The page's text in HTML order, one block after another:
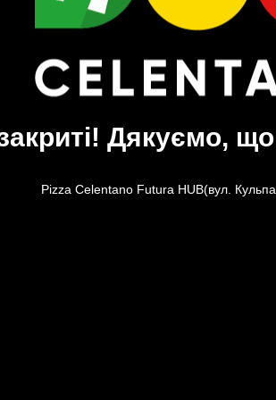
Дякуємо,
Pizza Celentano Futura HUB(вул.